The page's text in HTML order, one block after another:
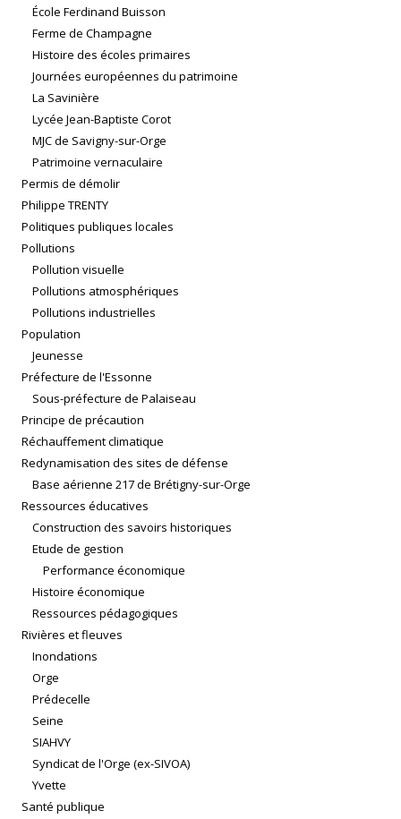
École Ferdinand Buisson
Ferme de Champagne
Histoire des écoles primaires
Journées européennes du patrimoine
La Savinière
Lycée Jean-Baptiste Corot
MJC de Savigny-sur-Orge
Patrimoine vernaculaire
Permis de démolir
Philippe TRENTY
Politiques publiques locales
Pollutions
Pollution visuelle
Pollutions atmosphériques
Pollutions industrielles
Population
Jeunesse
Préfecture de l'Essonne
Sous-préfecture de Palaiseau
Principe de précaution
Réchauffement climatique
Redynamisation des sites de défense
Base aérienne 217 de Brétigny-sur-Orge
Ressources éducatives
Construction des savoirs historiques
Etude de gestion
Performance économique
Histoire économique
Ressources pédagogiques
Rivières et fleuves
Inondations
Orge
Prédecelle
Seine
SIAHVY
Syndicat de l'Orge (ex-SIVOA)
Yvette
Santé publique